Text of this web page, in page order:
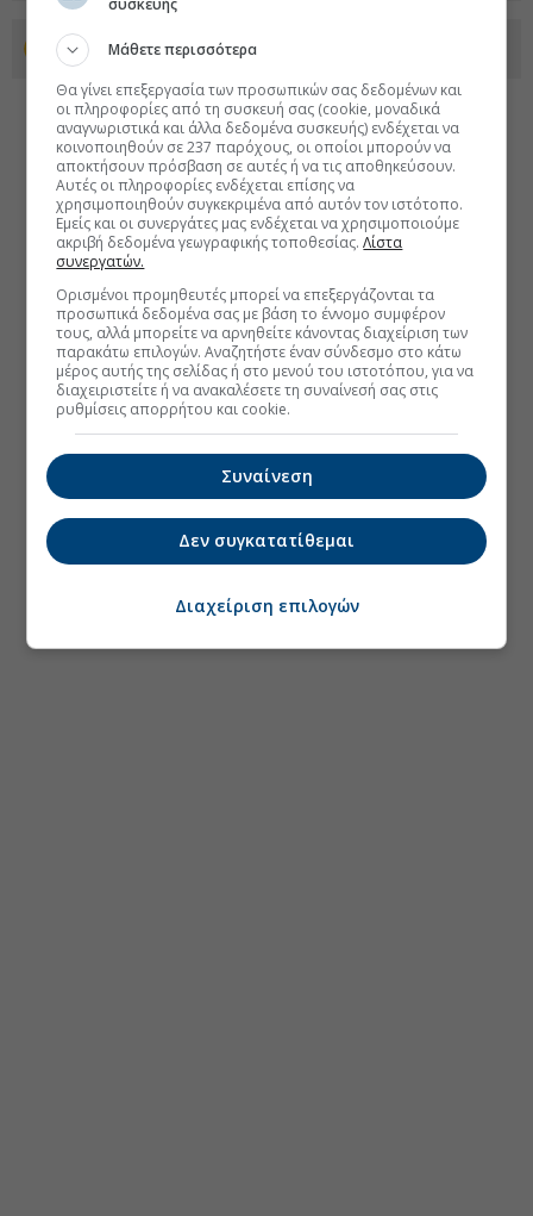
Προσθέστε το euro2day.gr στο Discover
συσκευής
Μάθετε περισσότερα
Θα γίνει επεξεργασία των προσωπικών σας δεδομένων και
οι πληροφορίες από τη συσκευή σας (cookie, μοναδικά
αναγνωριστικά και άλλα δεδομένα συσκευής) ενδέχεται να
κοινοποιηθούν σε 237 παρόχους, οι οποίοι μπορούν να
αποκτήσουν πρόσβαση σε αυτές ή να τις αποθηκεύσουν.
Αυτές οι πληροφορίες ενδέχεται επίσης να
χρησιμοποιηθούν συγκεκριμένα από αυτόν τον ιστότοπο.
Εμείς και οι συνεργάτες μας ενδέχεται να χρησιμοποιούμε
ακριβή δεδομένα γεωγραφικής τοποθεσίας.Λίστα
συνεργατών.
Ορισμένοι προμηθευτές μπορεί να επεξεργάζονται τα
προσωπικά δεδομένα σας με βάση το έννομο συμφέρον
τους, αλλά μπορείτε να αρνηθείτε κάνοντας διαχείριση των
παρακάτω επιλογών. Αναζητήστε έναν σύνδεσμο στο κάτω
μέρος αυτής της σελίδας ή στο μενού του ιστοτόπου, για να
διαχειριστείτε ή να ανακαλέσετε τη συναίνεσή σας στις
ρυθμίσεις απορρήτου και cookie.
Συναίνεση
Δεν συγκατατίθεμαι
Διαχείριση επιλογών